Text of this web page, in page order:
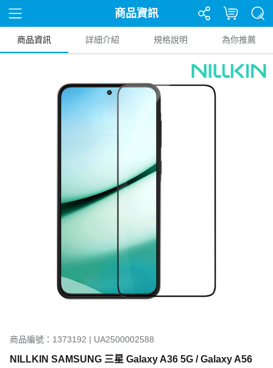
商品資訊
商品資訊 詳細介紹 規格說明 為你推薦
商品編號：1373192 | UA2500002588
NILLKIN SAMSUNG 三星 Galaxy A36 5G / Galaxy A56